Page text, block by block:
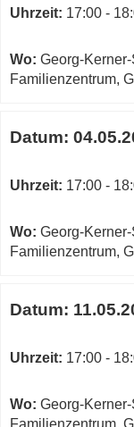
Uhrzeit: 17:00 -
Wo: Georg-
Familienzentrum,
Datum:
Uhrzeit: 17:00 -
Wo: Georg-
Familienzentrum,
Datum:
Uhrzeit: 17:00 -
Wo: Georg-